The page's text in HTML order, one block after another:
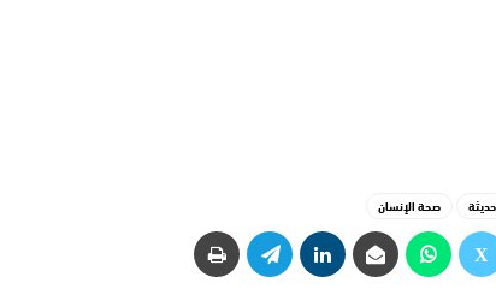
صحة الإنسان